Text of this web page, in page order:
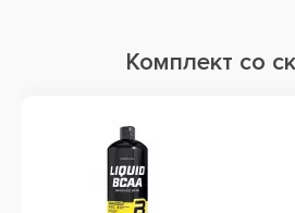
Комплект со